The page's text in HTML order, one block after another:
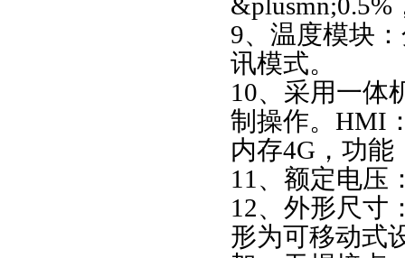
&plusmn;0.5%
9、温度模块
讯模式。
10、采用一体
制操作。HMI
内存4G，功
11、额定电压
12、外形尺寸
形为可移动式